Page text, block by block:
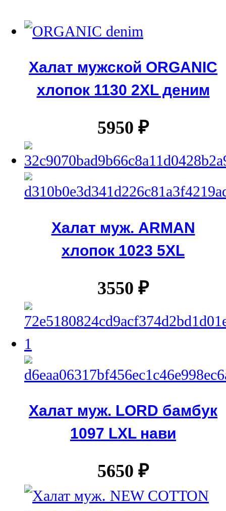
Халат мужской ORGANIC
хлопок 1130 2XL деним
5950 ₽
Халат муж. ARMAN
хлопок 1023 5XL
3550 ₽
Халат муж. LORD бамбук
1097 LXL нави
5650 ₽